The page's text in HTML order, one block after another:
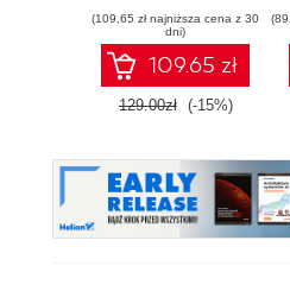
(109,65 zł najniższa cena z 30
dni)
109.65 zł
129.00zł (-15%)